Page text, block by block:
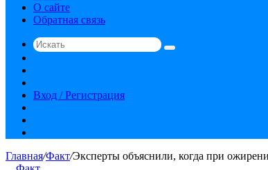
О сайте
Обратная связь
Искать
статья
Вход / Регистрация
Главная/Факт/Эксперты объяснили, когда при